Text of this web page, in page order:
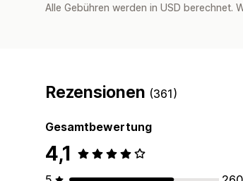
Alle Gebühren werden in USD berechnet.
Rezensionen (361)
Gesamtbewertung
4,1